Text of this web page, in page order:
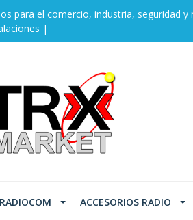
para el comercio, industria, seguridad
|
RADIOCOM ACCESORIOS RADIO